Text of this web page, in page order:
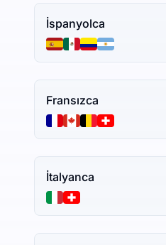
İspanyolca
Fransızca
İtalyanca